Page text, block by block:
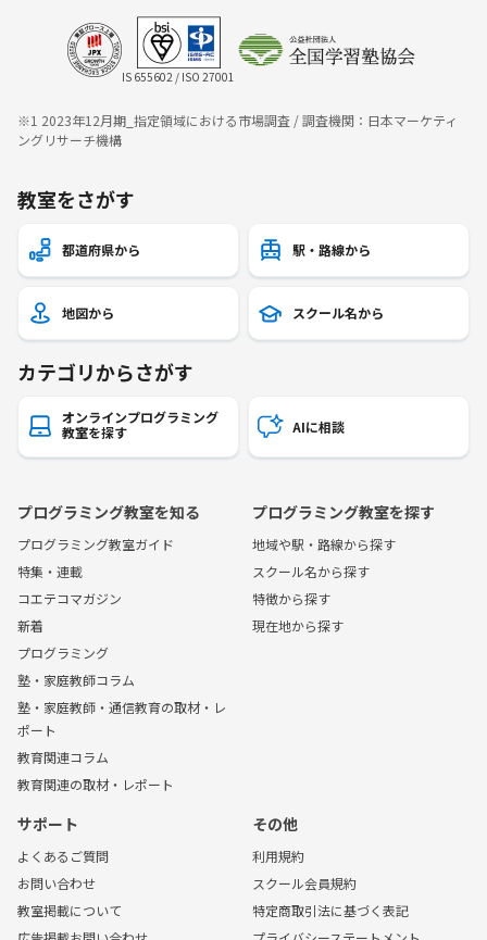
IS 655602 / ISO 27001
※1 2023年12月期_指定領域における市場調査 / 調査機関：日本マーケティ
ングリサーチ機構
教室をさがす
都道府県から 駅・路線から
地図から スクール名から
カテゴリからさがす
オンラインプログラミング
教室を探す
AIに相談
プログラミング教室を知る
プログラミング教室ガイド
特集・連載
コエテコマガジン
新着
プログラミング
塾・家庭教師コラム
塾・家庭教師・通信教育の取材・レ
ポート
教育関連コラム
教育関連の取材・レポート
プログラミング教室を探す
地域や駅・路線から探す
スクール名から探す
特徴から探す
現在地から探す
サポート
よくあるご質問
お問い合わせ
教室掲載について
その他
利用規約
スクール会員規約
特定商取引法に基づく表記